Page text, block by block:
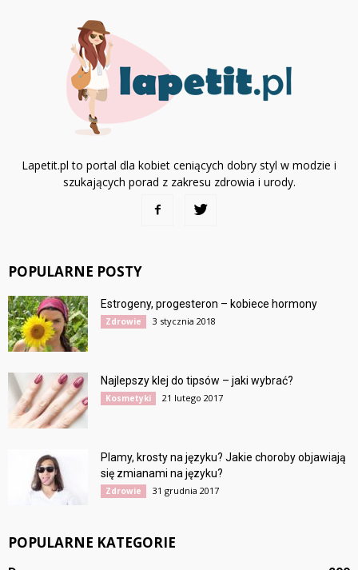
Lapetit.pl to portal dla kobiet ceniących dobry styl w modzie i
szukających porad z zakresu zdrowia i urody.
POPULARNE POSTY
Estrogeny, progesteron – kobiece hormony
Zdrowie 3 stycznia 2018
Najlepszy klej do tipsów – jaki wybrać?
Kosmetyki 21 lutego 2017
Plamy, krosty na języku? Jakie choroby objawiają
się zmianami na języku?
Zdrowie 31 grudnia 2017
POPULARNE KATEGORIE